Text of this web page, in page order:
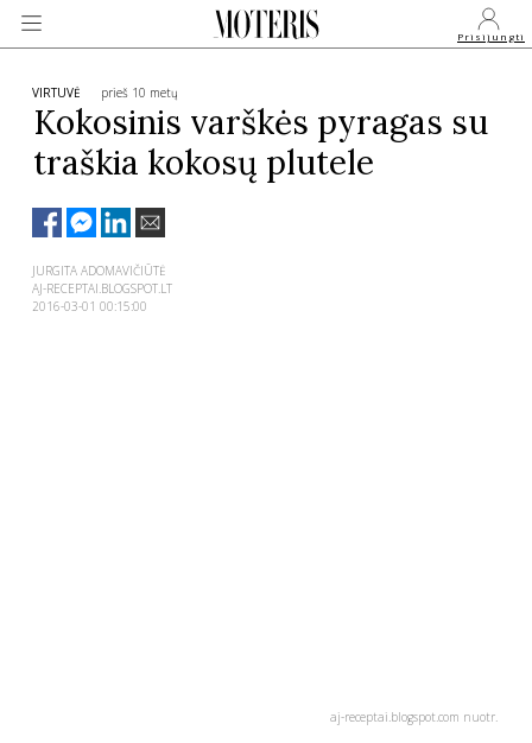
Prisijungti
VEIDAI
MONARCHIJA
MADA
VIRTUVĖ prieš 10 metų
Kokosinis varškės pyragas su
traškia kokosų plutele
JURGITA ADOMAVIČIŪTĖ
AJ-RECEPTAI.BLOGSPOT.LT
2016-03-01 00:15:00
aj-receptai.blogspot.com nuotr.